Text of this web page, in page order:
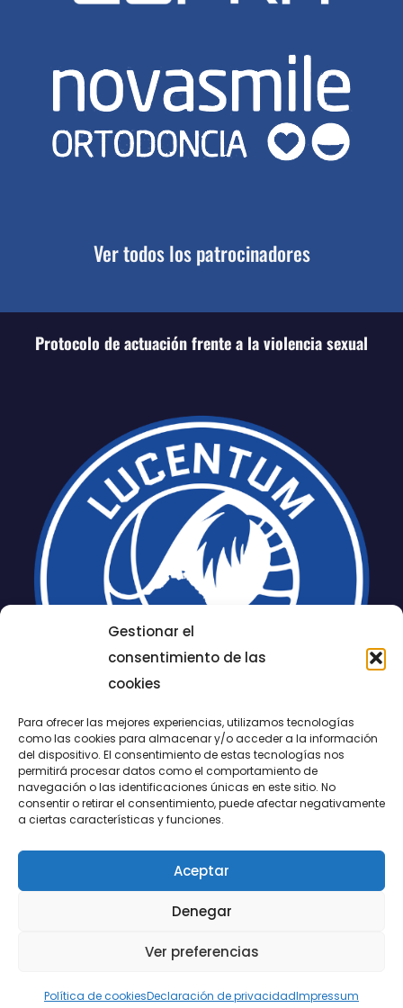
Gestionar el
consentimiento de las
cookies
Para ofrecer las mejores experiencias, utilizamos tecnologías
como las cookies para almacenar y/o acceder a la información
del dispositivo. El consentimiento de estas tecnologías nos
permitirá procesar datos como el comportamiento de
navegación o las identificaciones únicas en este sitio. No
consentir o retirar el consentimiento, puede afectar negativamente
a ciertas características y funciones.
Aceptar
Denegar
Ver preferencias
Política de cookiesDeclaración de privacidadImpressum
Ver todos los patrocinadores
Protocolo de actuación frente a la violencia sexual
LUCENTUM
ALICANTE
CONTACTO
@FundaciónLucentum página oficial
Aviso legal|Política de Cookies|Privacidad